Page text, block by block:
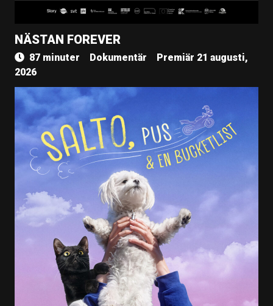
NÄSTAN FOREVER
87 minuter Dokumentär
Premiär 21 augusti,
2026